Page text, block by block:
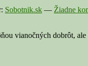
Sobotnik.sk — Žiadne
vianočných dobrôt,